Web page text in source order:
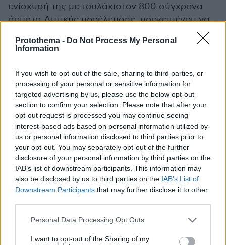
Protothema - Do Not Process My Personal
Information
If you wish to opt-out of the sale, sharing to third parties, or
processing of your personal or sensitive information for
targeted advertising by us, please use the below opt-out
section to confirm your selection. Please note that after your
opt-out request is processed you may continue seeing
interest-based ads based on personal information utilized by
us or personal information disclosed to third parties prior to
your opt-out. You may separately opt-out of the further
disclosure of your personal information by third parties on the
IAB’s list of downstream participants. This information may
also be disclosed by us to third parties on the IAB’s List of
Downstream Participants that may further disclose it to other
Please note that this website/app uses one or more Google
not limited to your visit or usage behaviour. You may click to
Personal Data Processing Opt Outs
I want to opt-out of the Sharing of my
ενίσχυσή της με τουλάχιστον 800 σύγχρονα
άρματα Δυτικής προέλευσης, προκειμένου να
μπορέσει να αντιμετωπίσει τη ρωσική εισβολή.
Τα πρώτα Leopard 2A4, Μ1Α2 Abrams και
ουκρανικό στρατό στα μέσα της άνοιξης.
Ευθύς αμέσως αναμένεται να ξεκινήσει και η
αντιπαράθεσή τους με τα ρωσικά άρματα
μάχης τύπου Τ-80 και Τ-72, αλλά και τα
παλαιότερου τύπου Τ-62, τα οποία επίσης
χρησιμοποίησε σε μεγάλους αριθμούς ο
ρωσικός στρατός κατά τη διάρκεια της
εισβολής του στην Ουκρανία, παρότι αισίως
συμπληρώνουν τα 50 χρόνια ενεργού
υπηρεσίας τους.
Η ενίσχυση πάντως των Ουκρανών με
αναμένεται να αναγκάσει τη Μόσχα να ρίξει